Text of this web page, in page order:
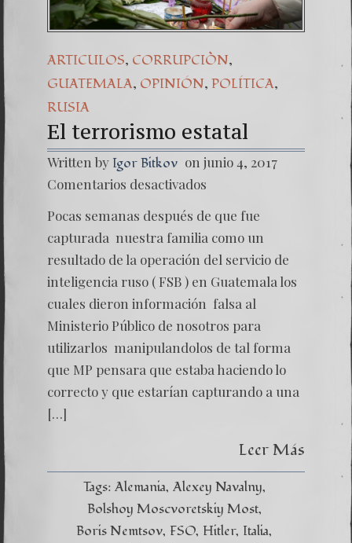
ARTICULOS, CORRUPCIÒN,
GUATEMALA, OPINIÓN, POLÍTICA,
RUSIA
El terrorismo estatal
Written by Igor Bitkov on junio 4, 2017
Comentarios desactivados
Pocas semanas después de que fue
capturada nuestra familia como un
resultado de la operación del servicio de
inteligencia ruso ( FSB ) en Guatemala los
cuales dieron información falsa al
Ministerio Público de nosotros para
utilizarlos manipulandolos de tal forma
que MP pensara que estaba haciendo lo
correcto y que estarían capturando a una
[…]
Leer Más
Tags: Alemania Alexey Navalny
Bolshoy Moscvoretskiy Most
Boris Nemtsov FSO Hitler Italia